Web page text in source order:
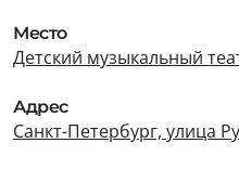
Место
Детский музыкальный
Адрес
Санкт-Петербург, улица